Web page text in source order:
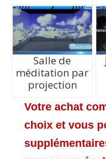
Salle de
méditation par
projection
Votre achat
choix et vous